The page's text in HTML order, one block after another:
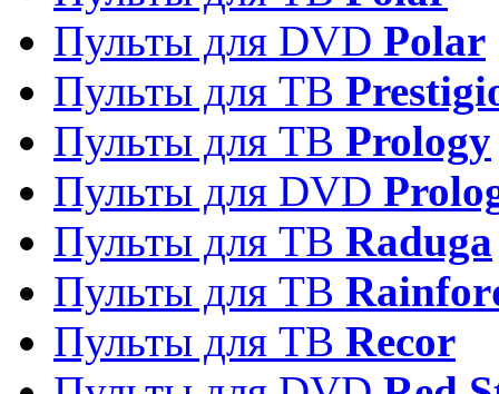
Пульты для DVD Polar
Пульты для ТВ
Пульты для ТВ Prology
Пульты для DVD
Пульты для ТВ Raduga
Пульты для ТВ
Пульты для ТВ Recor